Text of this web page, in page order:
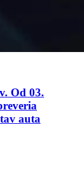
Od 03.
auta